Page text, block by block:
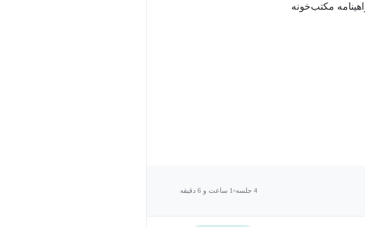
مکتب‌خونه
4 جلسه 1 ساعت و 6 دقیقه